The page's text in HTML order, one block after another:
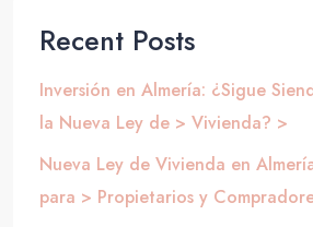
Recent Posts
Inversión en Almería: ¿Sigue
la Nueva Ley de > Vivienda? >
Nueva Ley de Vivienda en
para > Propietarios y